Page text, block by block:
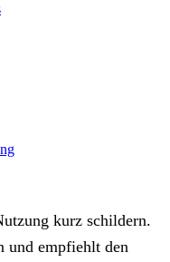
kurz schildern.
und empfiehlt den